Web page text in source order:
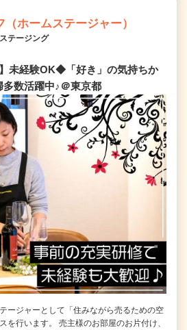
ホームステージャー）
テージング
】未経験OK◆「好き」の気持ちか
数活躍中♪＠東京都
ージャーとして「住みながら売るための空
を行います。 売主様のお部屋のお片付け、